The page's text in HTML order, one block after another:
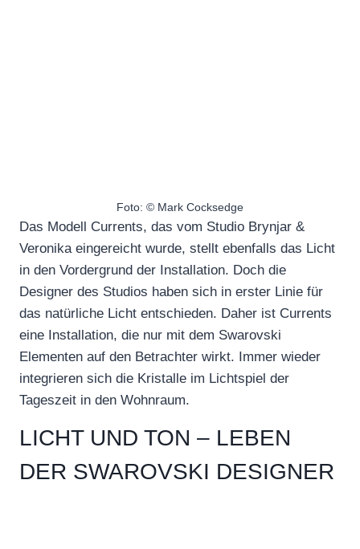
Foto: © Mark Cocksedge
Das Modell Currents, das vom Studio Brynjar &
Veronika eingereicht wurde, stellt ebenfalls das Licht
in den Vordergrund der Installation. Doch die
Designer des Studios haben sich in erster Linie für
das natürliche Licht entschieden. Daher ist Currents
eine Installation, die nur mit dem Swarovski
Elementen auf den Betrachter wirkt. Immer wieder
integrieren sich die Kristalle im Lichtspiel der
Tageszeit in den Wohnraum.
LICHT UND TON – LEBEN
DER SWAROVSKI DESIGNER